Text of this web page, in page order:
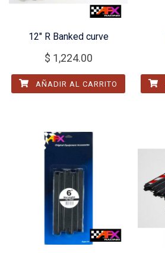
12″ R Banked curve
$ 1,224.00
AÑADIR AL CARRITO